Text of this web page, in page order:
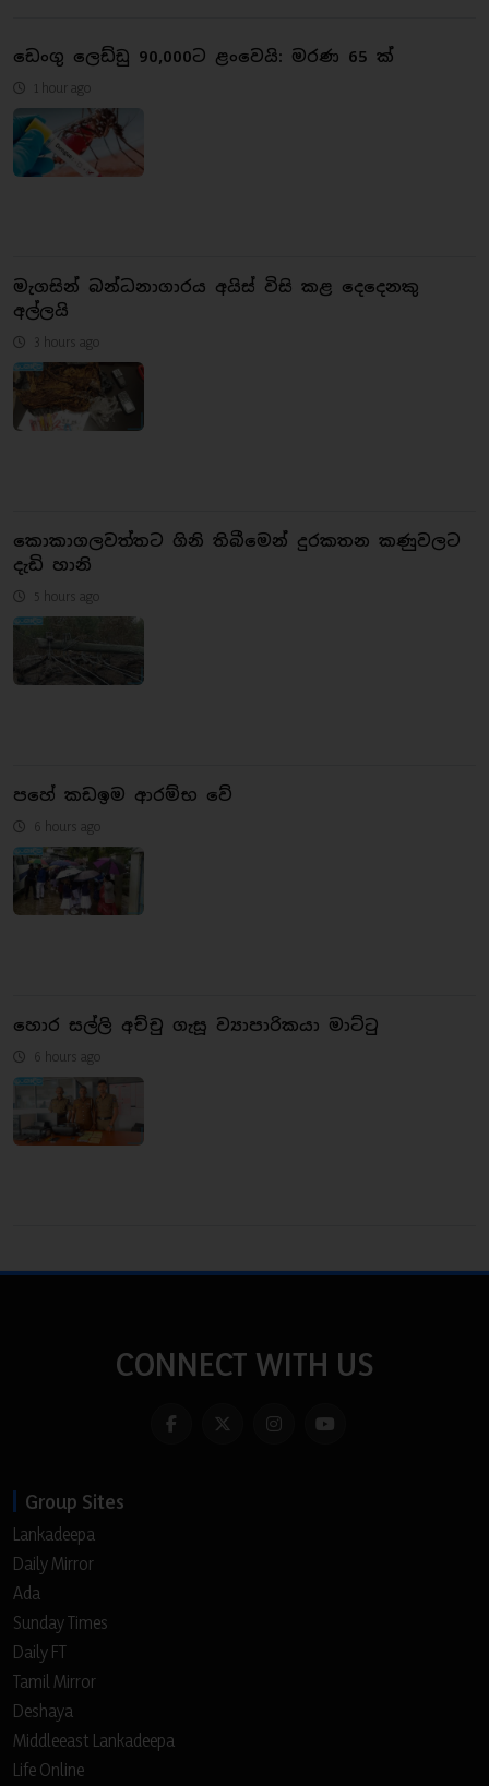
ඩෙංගු ලෙඩ්ඩු 90,000ට ළංවෙයි: මරණ 65 ක්
1 hour ago
මැගසින් බන්ධනාගාරය අයිස් විසි කළ දෙදෙනකු
අල්ලයි
3 hours ago
කොකාගලවත්තට ගිනි තිබීමෙන් දුරකතන කණුවලට
දැඩි හානි
5 hours ago
පහේ කඩඉම ආරම්භ වේ
6 hours ago
හොර සල්ලි අච්චු ගැසූ ව්‍යාපාරිකයා මාට්ටු
6 hours ago
CONNECT WITH US
Group Sites
Lankadeepa
Daily Mirror
Ada
Sunday Times
Daily FT
Tamil Mirror
Deshaya
Middleeast Lankadeepa
Life Online